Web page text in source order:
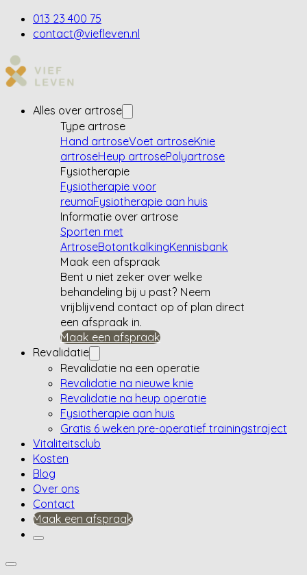
013 23 400 75
contact@viefleven.nl
Alles over artrose
Type artrose
Hand artroseVoet artroseKnie
artroseHeup artrosePolyartrose
Fysiotherapie
Fysiotherapie voor
reumaFysiotherapie aan huis
Informatie over artrose
Sporten met
ArtroseBotontkalkingKennisbank
Maak een afspraak
Bent u niet zeker over welke
behandeling bij u past? Neem
vrijblijvend contact op of plan direct
een afspraak in.
Maak een afspraak
Revalidatie
Revalidatie na een operatie
Revalidatie na nieuwe knie
Revalidatie na heup operatie
Fysiotherapie aan huis
Gratis 6 weken pre-operatief trainingstraject
Vitaliteitsclub
Kosten
Blog
Over ons
Contact
Maak een afspraak